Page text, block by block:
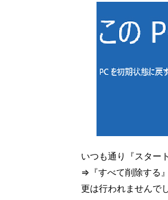
いつも通り『スター
⇒『すべて削除する
更は行われませんで